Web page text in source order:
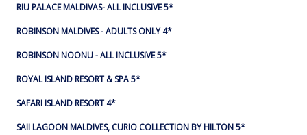
RIU PALACE MALDIVAS- ALL INCLUSIVE 5*
ROBINSON MALDIVES - ADULTS ONLY 4*
ROBINSON NOONU - ALL INCLUSIVE 5*
ROYAL ISLAND RESORT & SPA 5*
SAFARI ISLAND RESORT 4*
SAII LAGOON MALDIVES, CURIO COLLECTION BY HILTON 5*